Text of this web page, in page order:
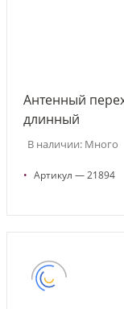
Антенный
длинный
В наличии: Много
• Артикул — 21894